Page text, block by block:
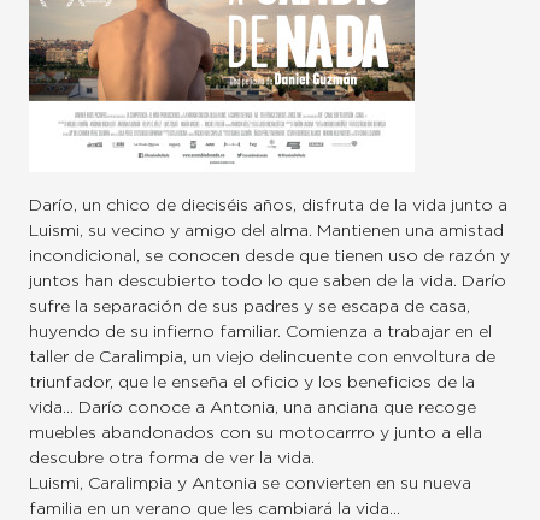
Darío, un chico de dieciséis años, disfruta de la vida junto a
Luismi, su vecino y amigo del alma. Mantienen una amistad
incondicional, se conocen desde que tienen uso de razón y
juntos han descubierto todo lo que saben de la vida. Darío
sufre la separación de sus padres y se escapa de casa,
huyendo de su infierno familiar. Comienza a trabajar en el
taller de Caralimpia, un viejo delincuente con envoltura de
triunfador, que le enseña el oficio y los beneficios de la
vida… Darío conoce a Antonia, una anciana que recoge
muebles abandonados con su motocarrro y junto a ella
descubre otra forma de ver la vida.
Luismi, Caralimpia y Antonia se convierten en su nueva
familia en un verano que les cambiará la vida…